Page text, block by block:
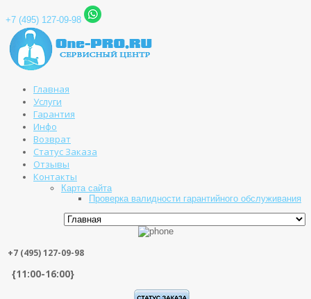
+7 (495) 127-09-98
Главная
Услуги
Гарантия
Инфо
Возврат
Статус Заказа
Отзывы
Контакты
Карта сайта
Проверка валидности гарантийного обслуживания
+7 (495) 127-09-98
{11:00-16:00}